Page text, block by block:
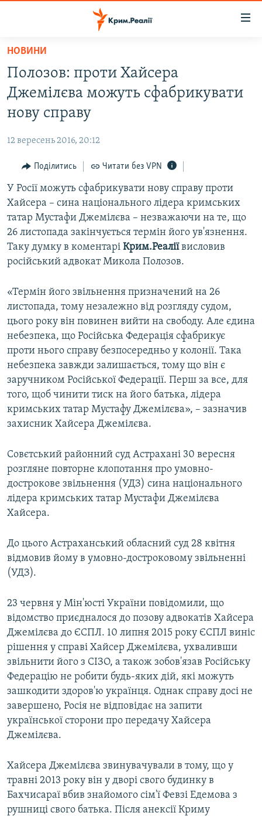
Перейти
основного
матеріалу
до
основної
навігації
Перейти
пошуку
БЛОГИ
ПОГЛЯД
ІНТЕРВ'Ю
ВСЕ ЗА ДЕНЬ
СПЕЦПРОЕКТИ
ДЕПОРТАЦІЯ
СВІДЧЕННЯ ОКУПАЦІЇ
УКРАЇНСЬКА ПРОБЛЕМА КРИМУ
ІНФОГРАФІКА
ЯК ОБІЙТИ БЛОКУВАННЯ
Qırımtatar
ДОЛУЧАЙСЯ!
Усі сайти RFE/RL
НОВИНИ
Полозов: проти Хайсера
Джемілєва можуть сфабрикувати
нову справу
12 вересень 2016, 20:12
Поділитись Читати без VPN
У Росії можуть сфабрикувати нову справу проти
Хайсера – сина національного лідера кримських
татар Мустафи Джемілєва – незважаючи на те, що
26 листопада закінчується термін його ув'язнення.
Таку думку в коментарі Крим.Реаліївисловив
російський адвокат Микола Полозов.
«Термін його звільнення призначений на 26
листопада, тому незалежно від розгляду судом,
цього року він повинен вийти на свободу. Але єдина
небезпека, що Російська Федерація сфабрикує
проти нього справу безпосередньо у колонії. Така
небезпека завжди залишається, тому що він є
заручником Російської Федерації. Перш за все, для
того, щоб чинити тиск на його батька, лідера
кримських татар Мустафу Джемілєва», – зазначив
захисник Хайсера Джемілєва.
Совєтський районний суд Астрахані 30 вересня
розгляне повторне клопотання про умовно-
дострокове звільнення (УДЗ) сина національного
лідера кримських татар Мустафи Джемілєва
Хайсера.
До цього Астраханський обласний суд 28 квітня
відмовив йому в умовно-достроковому звільненні
(УДЗ).
23 червня у Мін'юсті України повідомили, що
відомство приєдналося до позову адвокатів Хайсера
Джемілєва до ЄСПЛ. 10 липня 2015 року ЄСПЛ виніс
рішення у справі Хайсер Джемілєва, ухваливши
звільнити його з СІЗО, а також зобов'язав Російську
Федерацію не робити будь-яких дій, які можуть
зашкодити здоров'ю українця. Однак справу досі не
завершено, Росія не відповідає на запити
української сторони про передачу Хайсера
Джемілєва.
Хайсера Джемілєва звинувачували в тому, що у
травні 2013 року він у дворі свого будинку в
Бахчисараї вбив знайомого сім'ї Февзі Едемова з
рушниці свого батька. Після анексії Криму